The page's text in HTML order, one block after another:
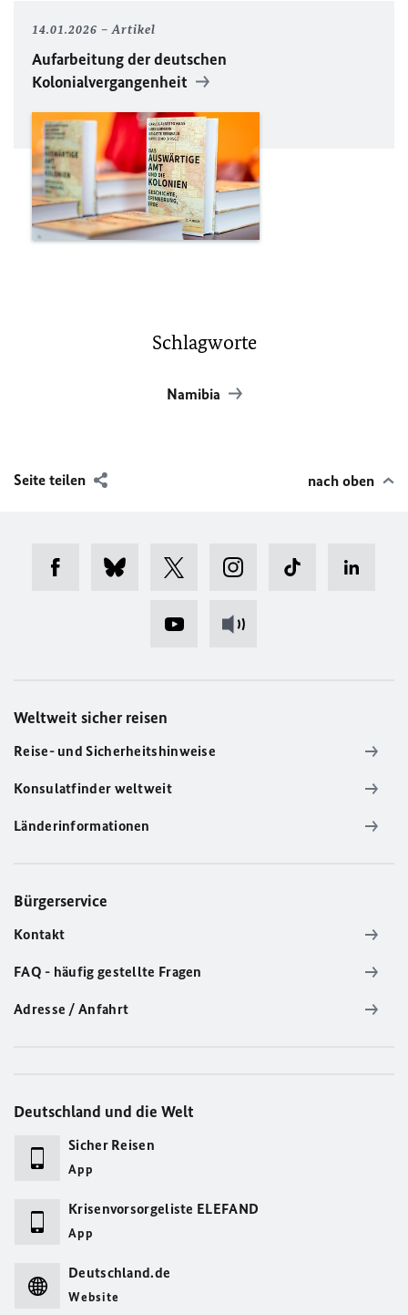
14.01.2026 Artikel
Aufarbeitung der deutschen
Kolonialvergangenheit
Schlagworte
Namibia
Seite teilen nach oben
Weltweit sicher reisen
Reise- und Sicherheitshinweise
Konsulatfinder weltweit
Länderinformationen
Bürgerservice
Kontakt
FAQ - häufig gestellte Fragen
Adresse / Anfahrt
Deutschland und die Welt
Sicher Reisen
App
Krisenvorsorgeliste ELEFAND
App
Deutschland.de
Website